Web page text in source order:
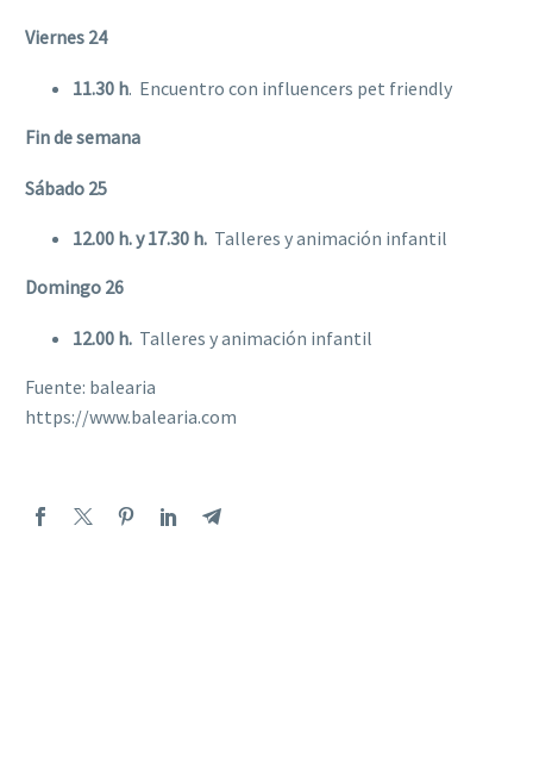
Viernes 24
11.30 h.  Encuentro con influencers pet friendly
Fin de semana
Sábado 25
12.00 h. y17.30 h.  Talleres y animación infantil
Domingo 26
12.00 h.  Talleres y animación infantil
Fuente: balearia
https://www.balearia.com